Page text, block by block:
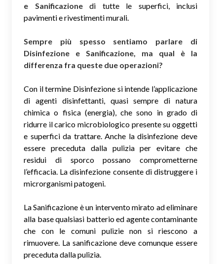
e Sanificazionedi tutte le superfici, inclusi
pavimenti e rivestimenti murali.
Sempre più spesso sentiamo parlare di
Disinfezione e Sanificazione, ma qual è la
differenza fra queste due operazioni?
Con il termine Disinfezione si intende l’applicazione
di agenti disinfettanti, quasi sempre di natura
chimica o fisica (energia), che sono in grado di
ridurre il carico microbiologico presente su oggetti
e superfici da trattare. Anche la disinfezione deve
essere preceduta dalla pulizia per evitare che
residui di sporco possano comprometterne
l’efficacia. La disinfezione consente di distruggere i
microrganismi patogeni.
La Sanificazione è un intervento mirato ad eliminare
alla base qualsiasi batterio ed agente contaminante
che con le comuni pulizie non si riescono a
rimuovere. La sanificazione deve comunque essere
preceduta dalla pulizia.